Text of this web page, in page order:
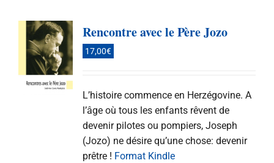
Rencontre avec le Père Jozo
17,00€
L’histoire commence en Herzégovine. A
l’âge où tous les enfants rêvent de
devenir pilotes ou pompiers, Joseph
(Jozo) ne désire qu’une chose: devenir
prêtre ! Format Kindle